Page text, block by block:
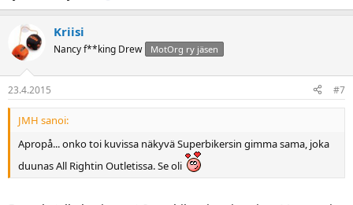
Kriisi
Nancy f**king Drew MotOrg ry jäsen
23.4.2015 #7
JMH sanoi:
Apropå... onko toi kuvissa näkyvä Superbikersin gimma sama, joka
duunas All Rightin Outletissa. Se oli